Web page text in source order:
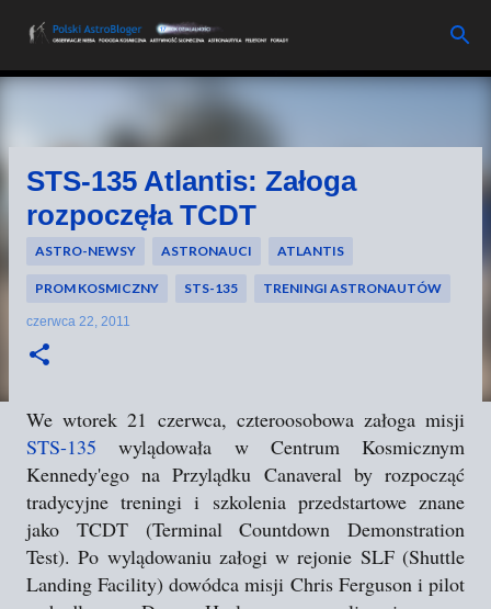
Przejdź do głównej zawartości
STS-135 Atlantis: Załoga
rozpoczęła TCDT
ASTRO-NEWSY ASTRONAUCI ATLANTIS
PROM KOSMICZNY STS-135 TRENINGI ASTRONAUTÓW
czerwca 22, 2011
We wtorek 21 czerwca, czteroosobowa załoga misji
STS-135 wylądowała w Centrum Kosmicznym
Kennedy'ego na Przylądku Canaveral by rozpocząć
tradycyjne treningi i szkolenia przedstartowe znane
jako TCDT (Terminal Countdown Demonstration
Test). Po wylądowaniu załogi w rejonie SLF (Shuttle
Landing Facility) dowódca misji Chris Ferguson i pilot